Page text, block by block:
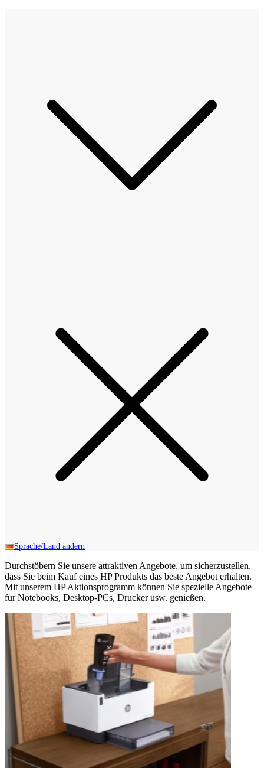
Sprache/Land ändern
Durchstöbern Sie unsere attraktiven Angebote, um sicherzustellen,
dass Sie beim Kauf eines HP Produkts das beste Angebot erhalten.
Mit unserem HP Aktionsprogramm können Sie spezielle Angebote
für Notebooks, Desktop-PCs, Drucker usw. genießen.